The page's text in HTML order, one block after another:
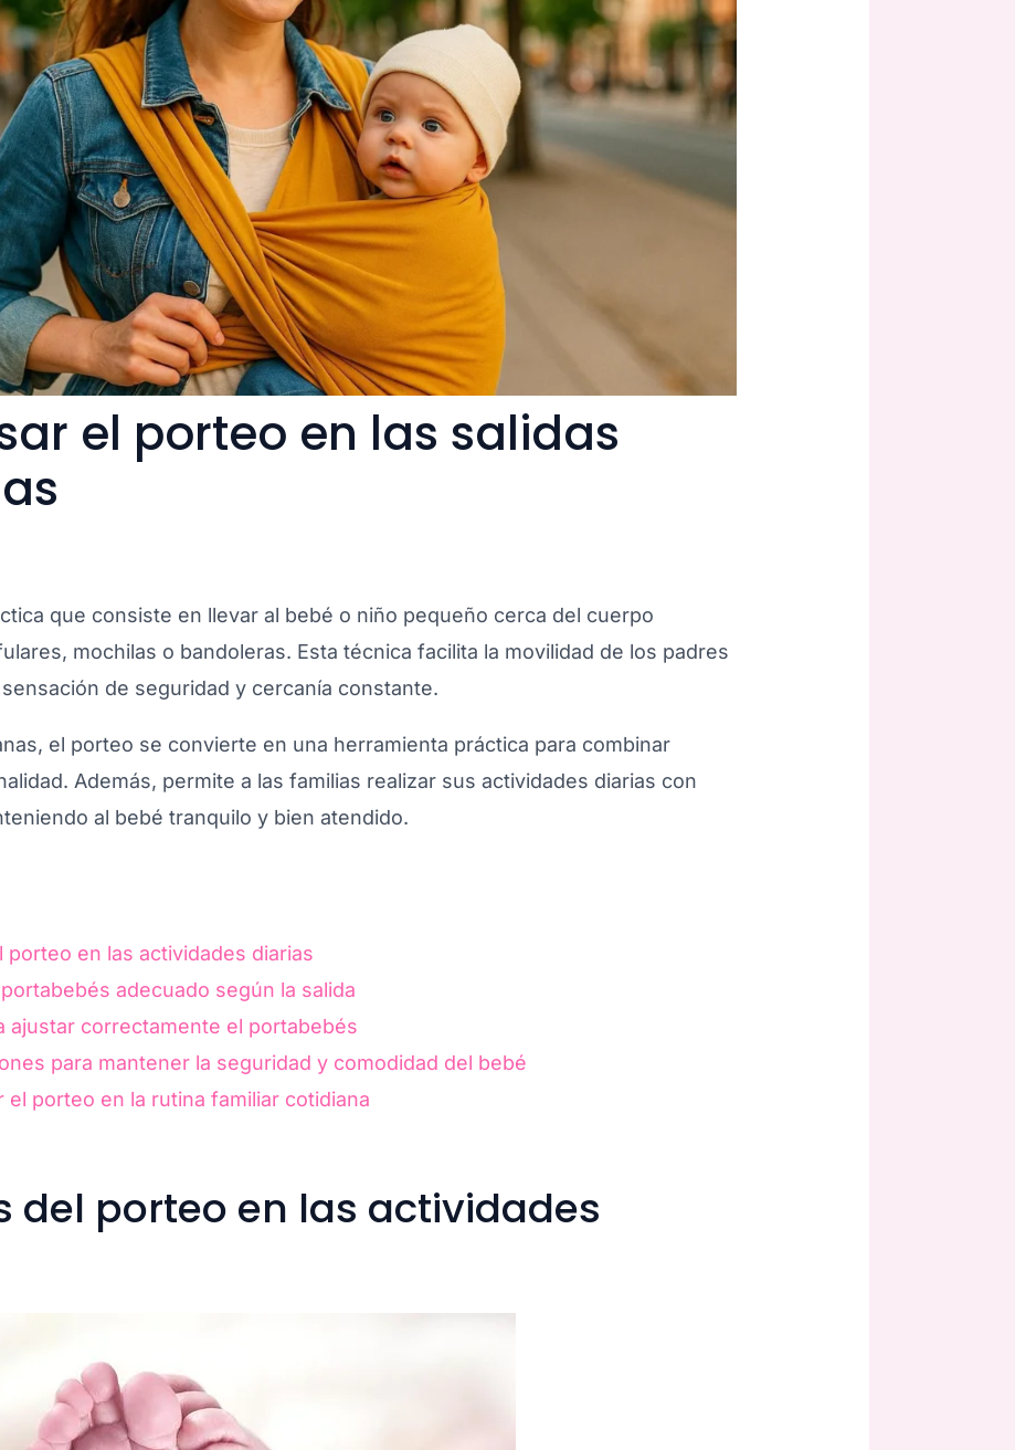
el porteo en las salidas
que consiste en llevar al bebé o niño pequeño cerca del cuerpo
mochilas o bandoleras. Esta técnica facilita la movilidad de los padres
de seguridad y cercanía constante.
el porteo se convierte en una herramienta práctica para combinar
Además, permite a las familias realizar sus actividades diarias con
al bebé tranquilo y bien atendido.
porteo en las actividades diarias
adecuado según la salida
ajustar correctamente el portabebés
para mantener la seguridad y comodidad del bebé
el porteo en la rutina familiar cotidiana
del porteo en las actividades